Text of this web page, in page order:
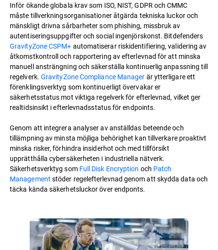
Inför ökande globala krav som ISO, NIST, GDPR och CMMC
måste tillverkningsorganisationer åtgärda tekniska luckor och
mänskligt drivna sårbarheter som phishing, missbruk av
autentiseringsuppgifter och social ingenjörskonst. Bitdefenders
GravityZone CSPM+ automatiserar riskidentifiering, validering av
åtkomstkontroll och rapportering av efterlevnad för att minska
manuell ansträngning och säkerställa kontinuerlig anpassning till
regelverk. GravityZone Compliance Manager är ytterligare ett
förenklingsverktyg som kontinuerligt övervakar er
säkerhetsstatus mot viktiga regelverk för efterlevnad, vilket ger
realtidsinsikt i efterlevnadsstatus för endpoints.
Genom att integrera analyser av anställdas beteende och
tillämpning av minsta möjliga behörighet kan tillverkare proaktivt
minska risker, förhindra insiderhot och med tillförsikt
upprätthålla cybersäkerheten i industriella nätverk.
Säkerhetsverktyg som Full Disk Encryption och Patch
Management stöder regelefterlevnad genom att skydda data och
täcka kända säkerhetsluckor över endponts.